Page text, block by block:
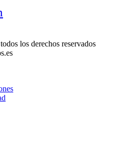
los derechos reservados